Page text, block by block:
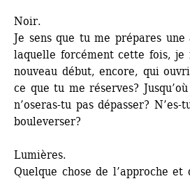
Noir.
Je sens que tu me prépares
laquelle forcément cette fois, je
nouveau début, encore, qui
ce que tu me réserves?
n’oseras-tu pas dépasser?
bouleverser?
Lumières.
Quelque chose de l’approche